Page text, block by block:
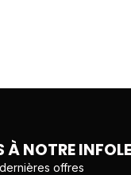
NOTRE
offres